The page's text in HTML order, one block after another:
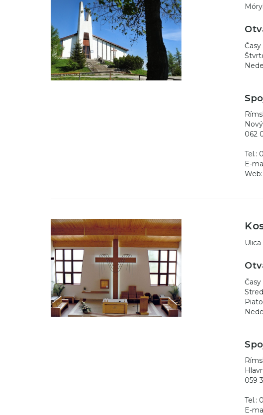
062
Tel.:
E-
059
Tel.:
E-